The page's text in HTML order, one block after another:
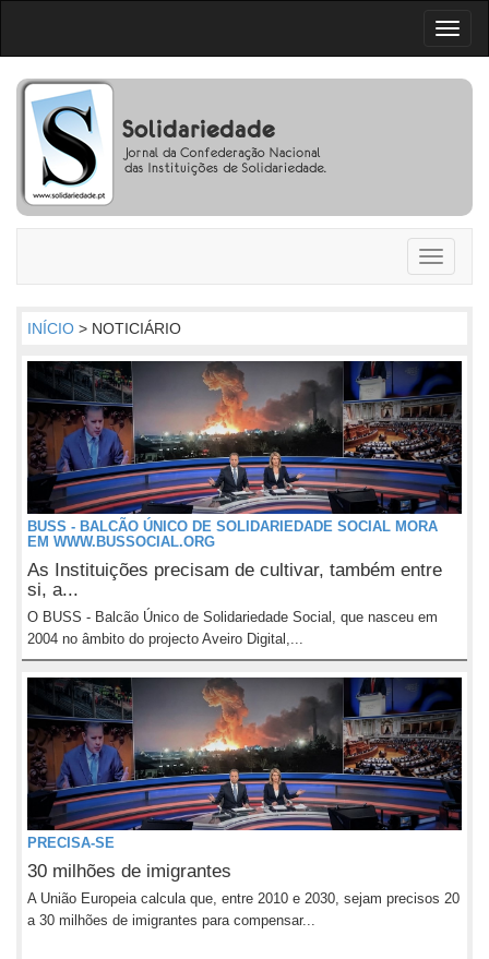
Toggle
INÍCIO > NOTICIÁRIO
BUSS - BALCÃO ÚNICO DE SOLIDARIEDADE SOCIAL MORA
EM WWW.BUSSOCIAL.ORG
As Instituições precisam de cultivar, também entre
si, a...
O BUSS - Balcão Único de Solidariedade Social, que nasceu em
2004 no âmbito do projecto Aveiro Digital,...
PRECISA-SE
30 milhões de imigrantes
A União Europeia calcula que, entre 2010 e 2030, sejam precisos 20
a 30 milhões de imigrantes para compensar...